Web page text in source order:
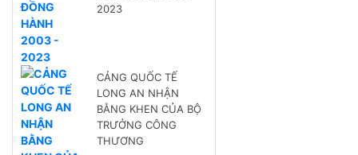
2023
CẢNG QUỐC TẾ
LONG AN NHẬN
BẰNG KHEN CỦA BỘ
TRƯỞNG CÔNG
THƯƠNG